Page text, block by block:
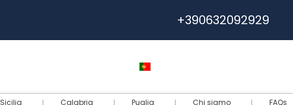
+390632092929
Sicilia Calabria Puglia Chi siamo FAQs